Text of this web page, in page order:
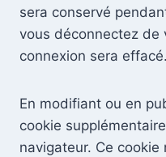
sera conservé
vous déconnectez de
connexion sera effacé.
En modifiant ou en
cookie
navigateur. Ce